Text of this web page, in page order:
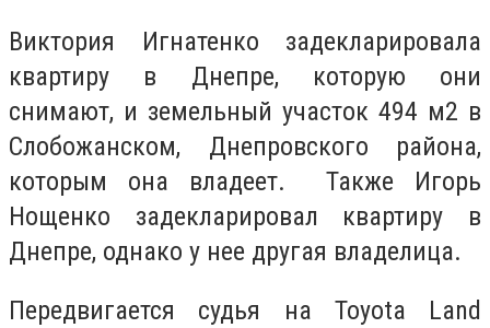
Виктория Игнатенко задекларировала
квартиру в Днепре, которую они
снимают, и земельный участок 494 м2 в
Слобожанском, Днепровского района,
которым она владеет. Также Игорь
Нощенко задекларировал квартиру в
Днепре, однако у нее другая владелица.
Передвигается судья на Toyota Land